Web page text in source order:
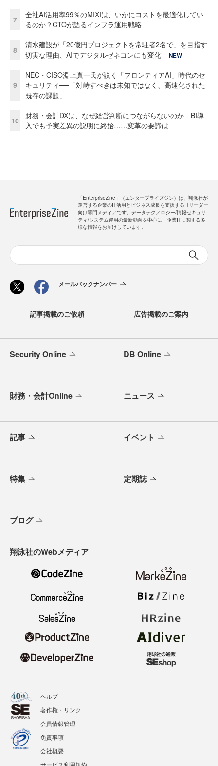
7
全社AI活用率99％のMIXIは、いかにコストを最適化してい
るのか？CTOが語るインフラ運用戦略
8
清水建設が「20億円プロジェクトを常駐者2名で」を目指す
切実な理由、AIでデジタルゼネコンにも変化
NEW
9
NEC・CISO淵上真一氏が説く「フロンティアAI」時代のセ
キュリティ──「対峙すべきは未知ではなく、高速化された
既存の課題」
10
財務・会計DXは、なぜ経営判断につながらないのか BI導
入でも予実差異の説明に終始……変革の要諦は
「EnterpriseZine」（エンタープライズジン）は、翔泳社が
運営する企業のIT活用とビジネス成長を支援するITリーダー
向け専門メディアです。データテクノロジー/情報セキュリ
ティ/システム運用の最新動向を中心に、企業ITに関する多
様な情報をお届けしています。
メールバックナンバー
記事掲載のご依頼 広告掲載のご案内
Security Online DB Online
財務・会計Online ニュース
記事 イベント
特集 定期誌
ブログ
翔泳社のWebメディア
ヘルプ
著作権・リンク
会員情報管理
免責事項
会社概要